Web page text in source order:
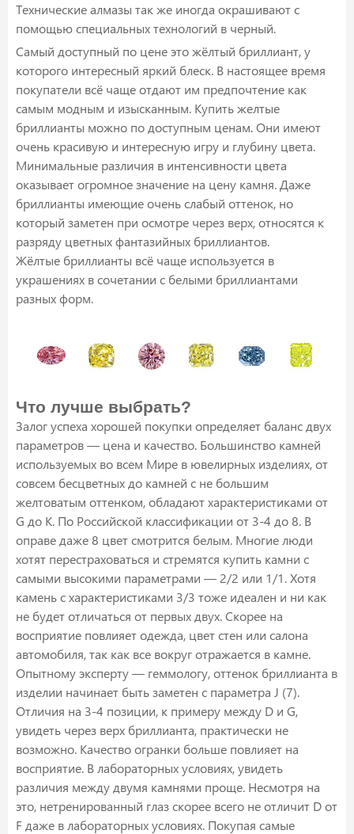
Технические алмазы так же иногда окрашивают с
помощью специальных технологий в черный.
Самый доступный по цене это жёлтый бриллиант, у
которого интересный яркий блеск. В настоящее время
покупатели всё чаще отдают им предпочтение как
самым модным и изысканным. Купить желтые
бриллианты можно по доступным ценам. Они имеют
очень красивую и интересную игру и глубину цвета.
Минимальные различия в интенсивности цвета
оказывает огромное значение на цену камня. Даже
бриллианты имеющие очень слабый оттенок, но
который заметен при осмотре через верх, относятся к
разряду цветных фантазийных бриллиантов.
Жёлтые бриллианты всё чаще используется в
украшениях в сочетании с белыми бриллиантами
разных форм.
Что лучше выбрать?
Залог успеха хорошей покупки определяет баланс двух
параметров — цена и качество. Большинство камней
используемых во всем Мире в ювелирных изделиях, от
совсем бесцветных до камней с не большим
желтоватым оттенком, обладают характеристиками от
G до K. По Российской классификации от 3-4 до 8. В
оправе даже 8 цвет смотрится белым. Многие люди
хотят перестраховаться и стремятся купить камни с
самыми высокими параметрами — 2/2 или 1/1. Хотя
камень с характеристиками 3/3 тоже идеален и ни как
не будет отличаться от первых двух. Скорее на
восприятие повлияет одежда, цвет стен или салона
автомобиля, так как все вокруг отражается в камне.
Опытному эксперту — геммологу, оттенок бриллианта в
изделии начинает быть заметен с параметра J (7).
Отличия на 3-4 позиции, к примеру между D и G,
увидеть через верх бриллианта, практически не
возможно. Качество огранки больше повлияет на
восприятие. В лабораторных условиях, увидеть
различия между двумя камнями проще. Несмотря на
это, нетренированный глаз скорее всего не отличит D от
F даже в лабораторных условиях. Покупая самые